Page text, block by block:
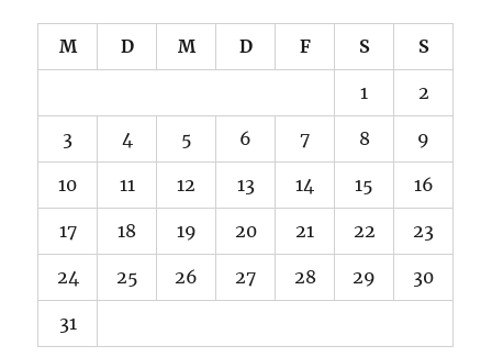
M D M D F S S
1 2
3 4 5 6 7 8 9
10 11 12 13 14 15 16
17 18 19 20 21 22 23
24 25 26 27 28 29 30
31